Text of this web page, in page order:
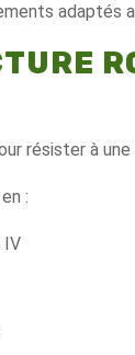
adaptés
résister à
:
IV